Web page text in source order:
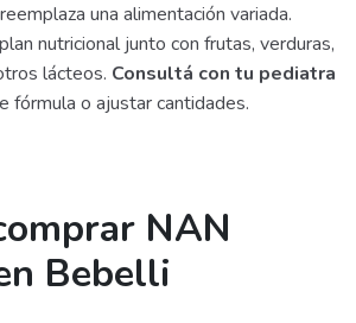
una alimentación variada.
nutricional junto con frutas, verduras,
lácteos. Consultá con tu pediatra
fórmula o ajustar cantidades.
NAN
Bebelli